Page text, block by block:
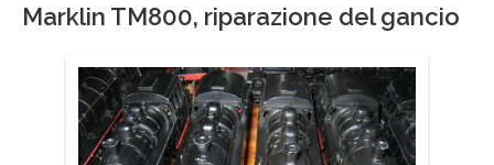
Marklin TM800, riparazione del gancio